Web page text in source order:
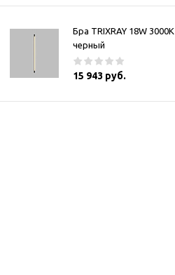
Бра TRIXRAY 18W 3000К
черный
15 943 руб.